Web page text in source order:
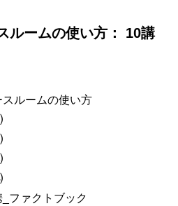
ルームの使い方： 10講
ルームの使い方
ファクトブック